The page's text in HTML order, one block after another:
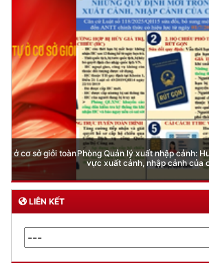
Phòng Quản lý xuất nhập cảnh: Hướng dẫn
vực xuất cảnh, nhập cảnh của công dân việt
LIÊN KẾT